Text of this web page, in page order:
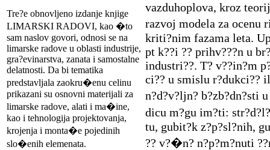
Tre?e obnovljeno izdanje knjige
LIMARSKI RADOVI, kao �to
sam naslov govori, odnosi se na
limarske radove u oblasti industrije,
gra?evinarstva, zanata i samostalne
delatnosti. Da bi tematika
predstavljala zaokru�enu celinu
prikazani su osnovni materijali za
limarske radove, alati i ma�ine,
kao i tehnologija projektovanja,
krojenja i monta�e pojedinih
slo�enih elemenata.
vazduhoplova, kroz
razvoj modela za
kriti?nim fazama leta.
pt k??i ?? prihv???n u
industri??. T? v??in?m
ci?? u smislu r?dukci??
n?d?v?ljn? b?zb?dn?sti
dicu m?gu im?ti:
tu, gubit?k z?p?sl?nih,
?? v?�n? n?p?m?nuti